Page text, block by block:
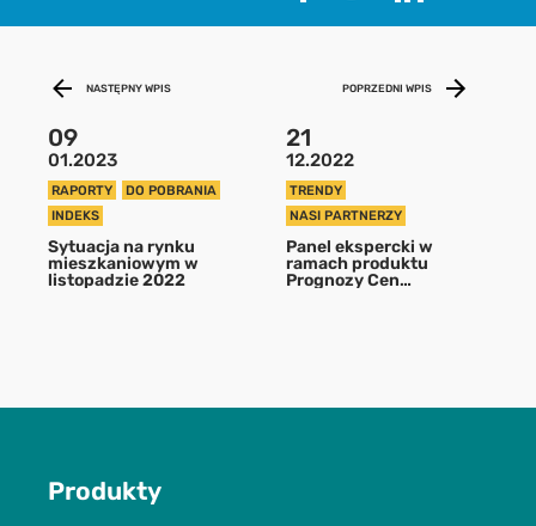
Pobierz raport
aby pobrać raport podaj swój adres
email
Chcę otrzymywać treści o charakterze marketingowym drogą e-
w Polityce prywatności.
NASTĘPNY WPIS
09
01.2023
RAPORTY
DO POBRANIA
INDEKS
Sytuacja na rynku
mieszkaniowym w
listopadzie 2022
POPRZEDNI WPIS
21
12.2022
TRENDY
NASI PARTNERZY
Panel ekspercki w
ramach produktu
Prognozy Cen
Produkty